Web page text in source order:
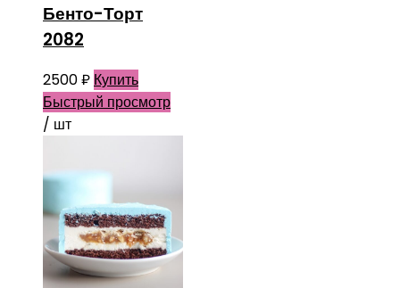
Бенто-Торт
2082
2500₽ Купить
Быстрый просмотр
/ шт